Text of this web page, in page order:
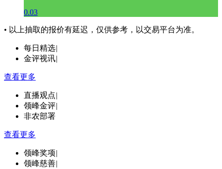
0.03
• 以上抽取的报价有延迟，仅供参考，以交易平台为准。
每日精选|
金评视讯|
查看更多
直播观点|
领峰金评|
非农部署
查看更多
领峰奖项|
领峰慈善|